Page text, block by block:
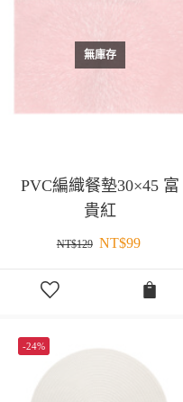
無庫存
PVC編織餐墊30×45 富
貴紅
NT$129 NT$99
-24%